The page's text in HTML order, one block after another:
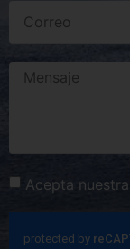
Acepta nuestra